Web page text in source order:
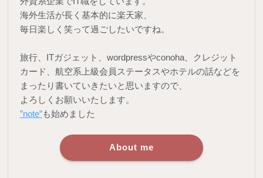
海外生活が長く基本的に楽天家、
毎日楽しく笑って過ごしたいですね。
旅行、ITガジェット、wordpressやconoha、クレジット
カード、航空系上級会員ステータスやホテルの話などを
まったり書いていきたいと思いますので、
よろしくお願いいたします。
”note”も始めました
About me